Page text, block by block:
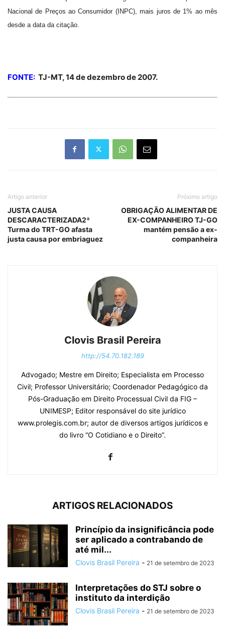
Nacional de Preços ao Consumidor (INPC), mais juros de 1% ao mês
desde a data da citação.
FONTE: TJ-MT, 14 de dezembro de 2007.
Artigo anterior
JUSTA CAUSA
DESCARACTERIZADA2ª
Turma do TRT-GO afasta
justa causa por embriaguez
Próximo artigo
OBRIGAÇÃO ALIMENTAR DE
EX-COMPANHEIRO TJ-GO
mantém pensão a ex-
companheira
Clovis Brasil Pereira
http://54.70.182.189
Advogado; Mestre em Direito; Especialista em Processo
Civil; Professor Universitário; Coordenador Pedagógico da
Pós-Graduação em Direito Processual Civil da FIG –
UNIMESP; Editor responsável do site jurídico
www.prolegis.com.br; autor de diversos artigos jurídicos e
do livro “O Cotidiano e o Direito”.
ARTIGOS RELACIONADOS
Princípio da insignificância pode
ser aplicado a contrabando de
até mil...
Clovis Brasil Pereira - 21 de setembro de 2023
Interpretações do STJ sobre o
instituto da interdição
Clovis Brasil Pereira - 21 de setembro de 2023